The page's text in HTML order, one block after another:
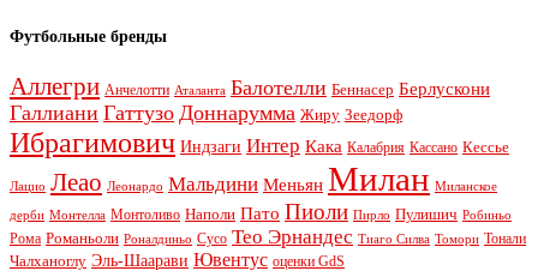
Футбольные бренды
Аллегри Анчелотти Аталанта Балотелли Беннасер Берлускони
Галлиани Гаттузо Доннарумма Жиру Зеедорф
Ибрагимович Индзаги Интер Кака Калабрия Кассано Кессье
Лацио Леао Леонардо Мальдини Меньян Милан Миланское
дерби Монтелла Монтоливо Наполи Пато Пиоли Пирло Пулишич Робиньо
Рома Романьоли Роналдиньо Сусо Тео Эрнандес Тиаго Силва Томори Тонали
Чалханоглу Эль-Шаарави Ювентус оценки GdS